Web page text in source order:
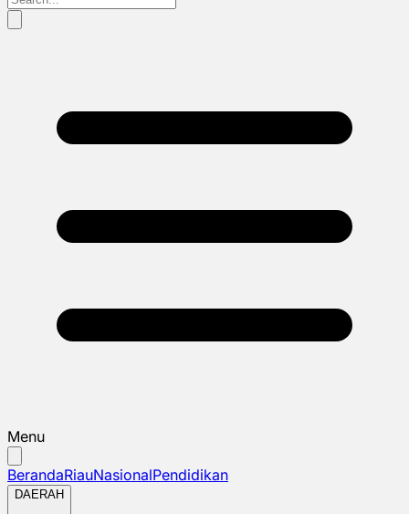
Menu
BerandaRiauNasionalPendidikan
DAERAH